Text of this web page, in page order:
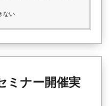
ない
ミナー開催実